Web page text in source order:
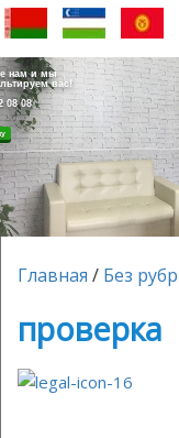
нам и мы
вас!
08 08
Главная / Без
проверка